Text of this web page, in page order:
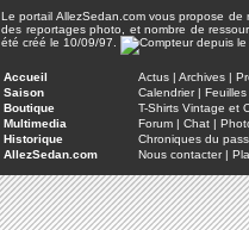
Le portail AllezSedan.com vous propose
des reportages photo, et nombre de
été créé le 10/09/97.
Accueil Actus | Archives |
Saison
Calendrier|
Boutique
T-Shirts Vintage et
Multimedia
Forum | Chat |
Historique
Chroniques du
AllezSedan.com
Nous contacter|